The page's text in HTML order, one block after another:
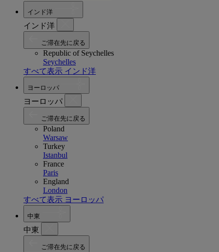
インド洋
インド洋
ご滞在先に戻る
Republic of Seychelles
Seychelles
すべて表示 インド洋
ヨーロッパ
ヨーロッパ
ご滞在先に戻る
Poland
Warsaw
Turkey
Istanbul
France
Paris
England
London
すべて表示 ヨーロッパ
中東
中東
ご滞在先に戻る